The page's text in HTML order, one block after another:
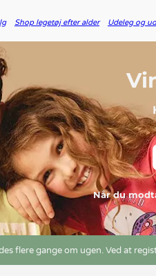
Shop legetøj efter alder Udeleg og
Når du
flere gange om ugen. Ved at